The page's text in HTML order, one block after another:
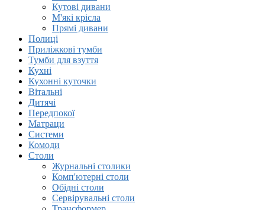
Кутові дивани
М'які крісла
Прямі дивани
Полиці
Приліжкові тумби
Тумби для взуття
Кухні
Кухонні куточки
Вітальні
Дитячі
Передпокої
Матраци
Системи
Комоди
Столи
Журнальні столики
Комп'ютерні столи
Обідні столи
Сервірувальні столи